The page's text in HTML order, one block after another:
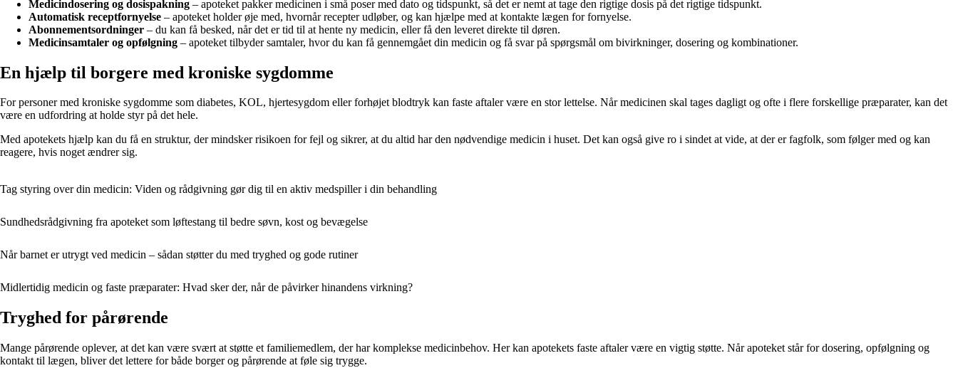
Medicindosering og dosispakning – apoteket pakker medicinen i små poser med dato og tidspunkt, så det er nemt at tage den rigtige dosis på det rigtige tidspunkt.
Automatisk receptfornyelse – apoteket holder øje med, hvornår recepter udløber, og kan hjælpe med at kontakte lægen for fornyelse.
Abonnementsordninger – du kan få besked, når det er tid til at hente ny medicin, eller få den leveret direkte til døren.
Medicinsamtaler og opfølgning – apoteket tilbyder samtaler, hvor du kan få gennemgået din medicin og få svar på spørgsmål om bivirkninger, dosering og kombinationer.
En hjælp til borgere med kroniske sygdomme
For personer med kroniske sygdomme som diabetes, KOL, hjertesygdom eller forhøjet blodtryk kan faste aftaler være en stor lettelse. Når medicinen skal tages dagligt og ofte i flere forskellige præparater, kan det
være en udfordring at holde styr på det hele.
Med apotekets hjælp kan du få en struktur, der mindsker risikoen for fejl og sikrer, at du altid har den nødvendige medicin i huset. Det kan også give ro i sindet at vide, at der er fagfolk, som følger med og kan
reagere, hvis noget ændrer sig.
Tag styring over din medicin: Viden og rådgivning gør dig til en aktiv medspiller i din behandling
Sundhedsrådgivning fra apoteket som løftestang til bedre søvn, kost og bevægelse
Når barnet er utrygt ved medicin – sådan støtter du med tryghed og gode rutiner
Midlertidig medicin og faste præparater: Hvad sker der, når de påvirker hinandens virkning?
Tryghed for pårørende
Mange pårørende oplever, at det kan være svært at støtte et familiemedlem, der har komplekse medicinbehov. Her kan apotekets faste aftaler være en vigtig støtte. Når apoteket står for dosering, opfølgning og
kontakt til lægen, bliver det lettere for både borger og pårørende at føle sig trygge.